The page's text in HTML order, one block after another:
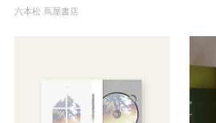
六本松 蔦屋書店